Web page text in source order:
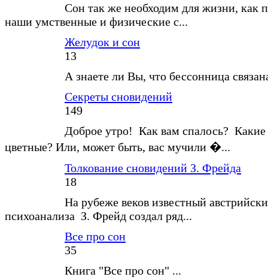
Сон так же необходим для жизни, как
наши умственные и физические с...
Желудок и сон
13
А знаете ли Вы, что бессонница
Секреты сновидений
149
Доброе утро! Как вам спалось?
цветные? Или, может быть, вас мучили �...
Толкование сновидений З. Фрейда
18
На рубеже веков известный
психоанализа З. Фрейд создал ряд...
Все про сон
35
Книга "Все про сон" ...